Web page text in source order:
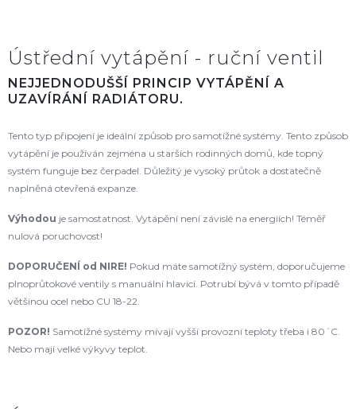
Ústřední vytápění - ruční ventil
NEJJEDNODUŠŠÍ PRINCIP VYTÁPĚNÍ A
UZAVÍRÁNÍ RADIÁTORU.
Tento typ připojení je ideální způsob pro samotížné systémy. Tento způsob
vytápění je používán zejména u starších rodinných domů, kde topný
systém funguje bez čerpadel. Důležitý je vysoký průtok a dostatečně
naplněná otevřená expanze.
Výhodou je samostatnost. Vytápění není závislé na energiích! Téměř
nulová poruchovost!
DOPORUČENÍ od NIRE! Pokud máte samotížný systém, doporučujeme
plnoprůtokové ventily s manuální hlavicí. Potrubí bývá v tomto případě
většinou ocel nebo CU 18-22.
POZOR! Samotížné systémy mívají vyšší provozní teploty třeba i 80´C.
Nebo mají velké výkyvy teplot.